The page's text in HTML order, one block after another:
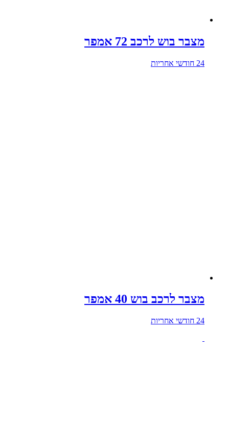
מצבר בוש לרכב 72 אמפר
24 חודשי אחריות
מצבר לרכב בוש 40 אמפר
24 חודשי אחריות